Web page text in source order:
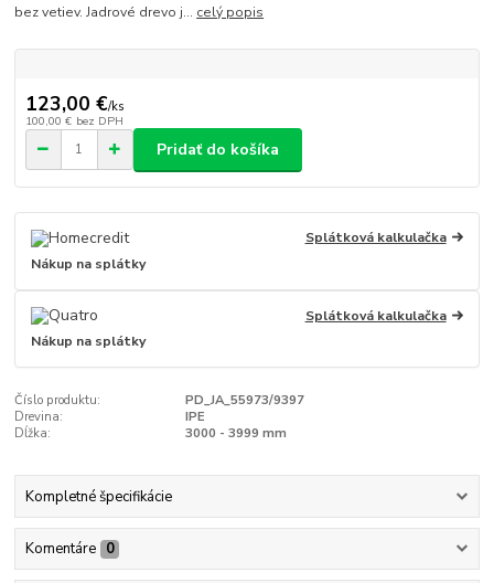
bez vetiev. Jadrové drevo j... celý popis
123,00 €/ks
100,00 € bez DPH
Pridať do košíka
Splátková kalkulačka
Nákup na splátky
Splátková kalkulačka
Nákup na splátky
Číslo produktu:
PD_JA_55973/9397
Drevina:
IPE
Dĺžka:
3000 - 3999 mm
Kompletné špecifikácie
Komentáre 0